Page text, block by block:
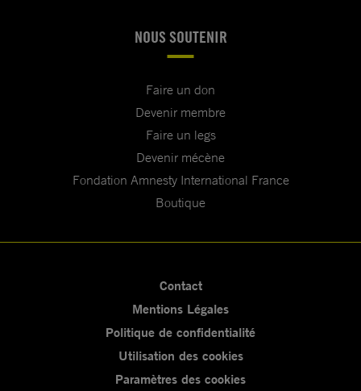
NOUS SOUTENIR
Faire un don
Devenir membre
Faire un legs
Devenir mécène
Fondation Amnesty International France
Boutique
Contact
Mentions Légales
Politique de confidentialité
Utilisation des cookies
Paramètres des cookies